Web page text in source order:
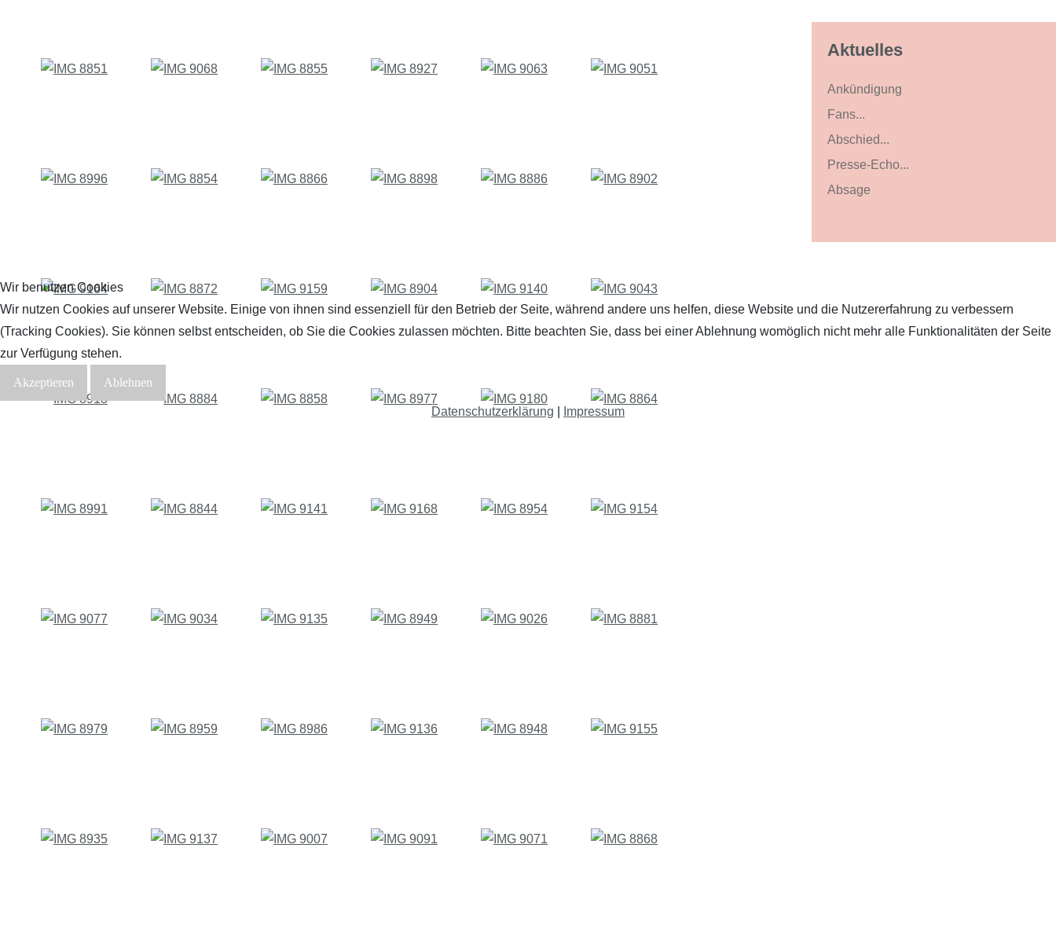
Aktuelles
Ankündigung
Fans...
Abschied...
Presse-Echo...
Absage
Wir benutzen Cookies
Wir nutzen Cookies auf unserer Website. Einige von ihnen sind essenziell für den Betrieb der Seite, während andere uns helfen, diese Website und die Nutzererfahrung zu verbessern
(Tracking Cookies). Sie können selbst entscheiden, ob Sie die Cookies zulassen möchten. Bitte beachten Sie, dass bei einer Ablehnung womöglich nicht mehr alle Funktionalitäten der Seite
zur Verfügung stehen.
Akzeptieren Ablehnen
Datenschutzerklärung Impressum